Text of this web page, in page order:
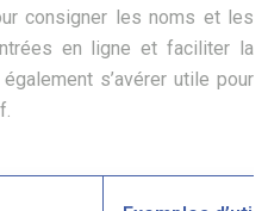
consigner les noms et les
en ligne et faciliter la
s’avérer utile pour